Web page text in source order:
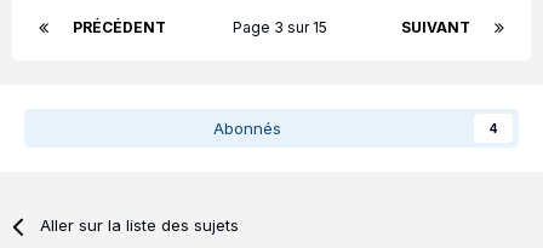
PRÉCÉDENT SUIVANT
Page 3 sur 15
Abonnés 4
Aller sur la liste des sujets